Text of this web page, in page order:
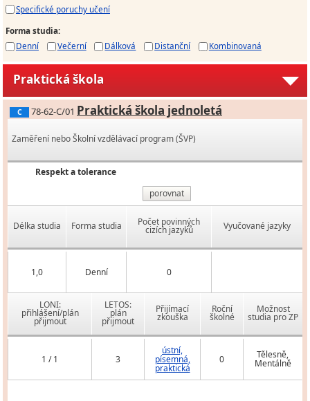
Specifické poruchy učení
Forma studia:
Denní
Večerní Dálková Distanční Kombinovaná
Praktická škola
C 78-62-C/01 Praktická škola jednoletá
Zaměření nebo Školní vzdělávací program (ŠVP)
Respekt a tolerance
porovnat
Délka studia Forma studia Počet povinných
cizích jazyků Vyučované jazyky
1,0 Denní 0
LONI:
přihlášení/plán
přijmout
LETOS:
plán
přijmout
Přijímací
zkouška
Roční
školné
Možnost
studia pro ZP
1 / 1 3
ústní,
písemná,
praktická
0 Tělesně,
Mentálně